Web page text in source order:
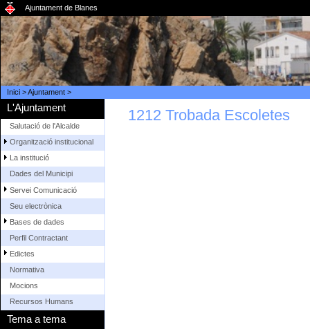
Ajuntament de Blanes
Inici>Ajuntament>
L'Ajuntament
Salutació de l'Alcalde
Organització institucional
La institució
Dades del Municipi
Servei Comunicació
Seu electrònica
Bases de dades
Perfil Contractant
Edictes
Normativa
Mocions
Recursos Humans
Tema a tema
1212 Trobada Escoletes